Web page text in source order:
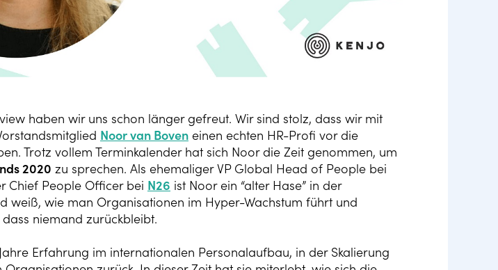
haben wir uns schon länger gefreut. Wir sind stolz, dass wir mit
Noor van Boven einen echten HR-Profi vor die
Trotz vollem Terminkalender hat sich Noor die Zeit genommen, um
2020 zu sprechen. Als ehemaliger VP Global Head of People bei
Chief People Officer bei N26 ist Noor ein “alter Hase” in der
weiß, wie man Organisationen im Hyper-Wachstum führt und
niemand zurückbleibt.
Erfahrung im internationalen Personalaufbau, in der Skalierung